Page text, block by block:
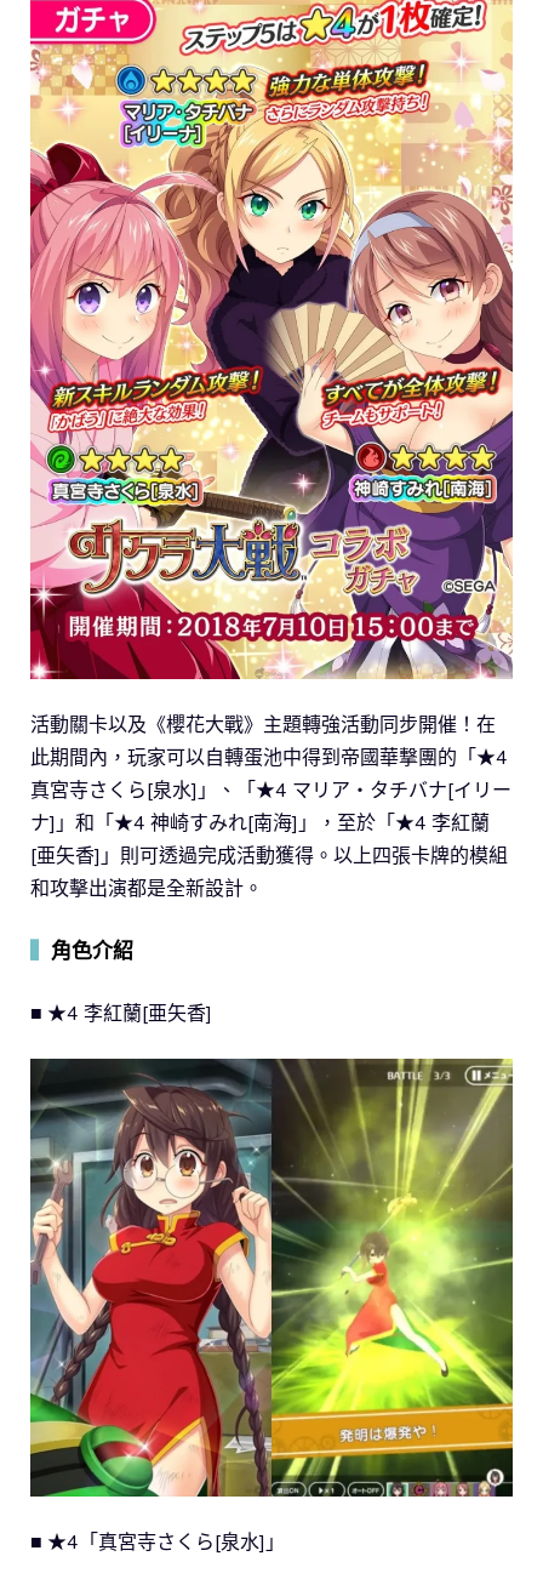
活動關卡以及《櫻花大戰》主題轉強活動同步開催！在
此期間內，玩家可以自轉蛋池中得到帝國華撃團的「★4
真宮寺さくら[泉水]」、「★4 マリア・タチバナ[イリー
ナ]」和「★4 神崎すみれ[南海]」，至於「★4 李紅蘭
[亜矢香]」則可透過完成活動獲得。以上四張卡牌的模組
和攻擊出演都是全新設計。
角色介紹
■ ★4 李紅蘭[亜矢香]
■ ★4「真宮寺さくら[泉水]」